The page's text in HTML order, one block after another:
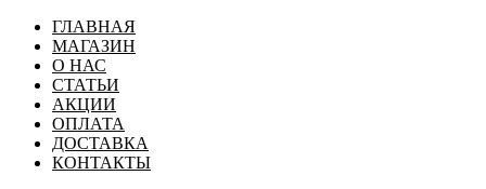
ГЛАВНАЯ
МАГАЗИН
О НАС
СТАТЬИ
АКЦИИ
ОПЛАТА
ДОСТАВКА
КОНТАКТЫ